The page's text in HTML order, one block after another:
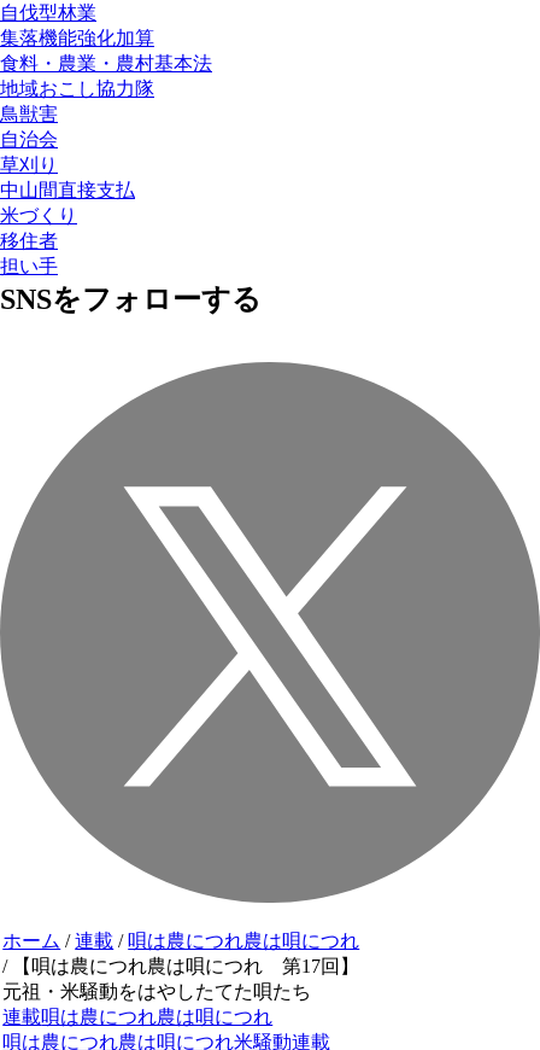
自伐型林業
集落機能強化加算
食料・農業・農村基本法
地域おこし協力隊
鳥獣害
自治会
草刈り
中山間直接支払
米づくり
移住者
担い手
SNSをフォローする
ホーム / 連載 / 唄は農につれ農は唄につれ
/【唄は農につれ農は唄につれ 第17回】
元祖・米騒動をはやしたてた唄たち
連載唄は農につれ農は唄につれ
唄は農につれ農は唄につれ米騒動連載